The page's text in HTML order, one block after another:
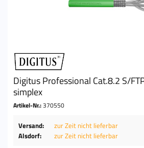
Digitus Professional Cat.8.2 S/
simplex
Artikel-Nr.:370550
Versand:
zur Zeit nicht lieferbar
Alsdorf:
zur Zeit nicht lieferbar